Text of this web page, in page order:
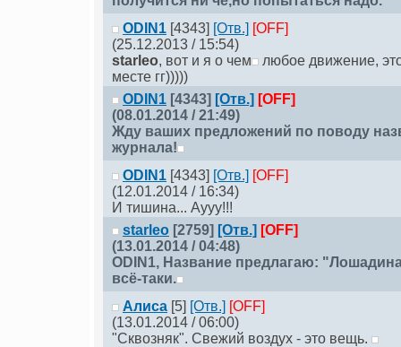
ODIN1 [4343] [Отв.] [OFF]
(25.12.2013 / 15:54)
starleо, вот и я о чем
любое движение,
месте гг)))))
ODIN1 [4343] [Отв.] [OFF]
(08.01.2014 / 21:49)
Жду ваших предложений по поводу
журнала!
ODIN1 [4343] [Отв.] [OFF]
(12.01.2014 / 16:34)
И тишина... Аууу!!!
starleо [2759] [Отв.] [OFF]
(13.01.2014 / 04:48)
ODIN1, Название предлагаю:
всё-таки.
Алиса [5] [Отв.] [OFF]
(13.01.2014 / 06:00)
"Сквозняк". Свежий воздух - это вещь.